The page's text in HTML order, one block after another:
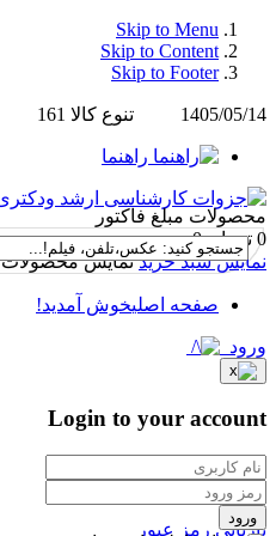
Skip to Menu
Skip to Content
Skip to Footer
1405/05/14 تنوع کالا 161
راهنما
محصولات مبلغ فاکتور
0 تومان
0
نمایش سبد خرید نمایش محصولات
صفحه اصلیخوش آمدید!
ورود
Login to your account
ورود
بازیابی رمز عبور